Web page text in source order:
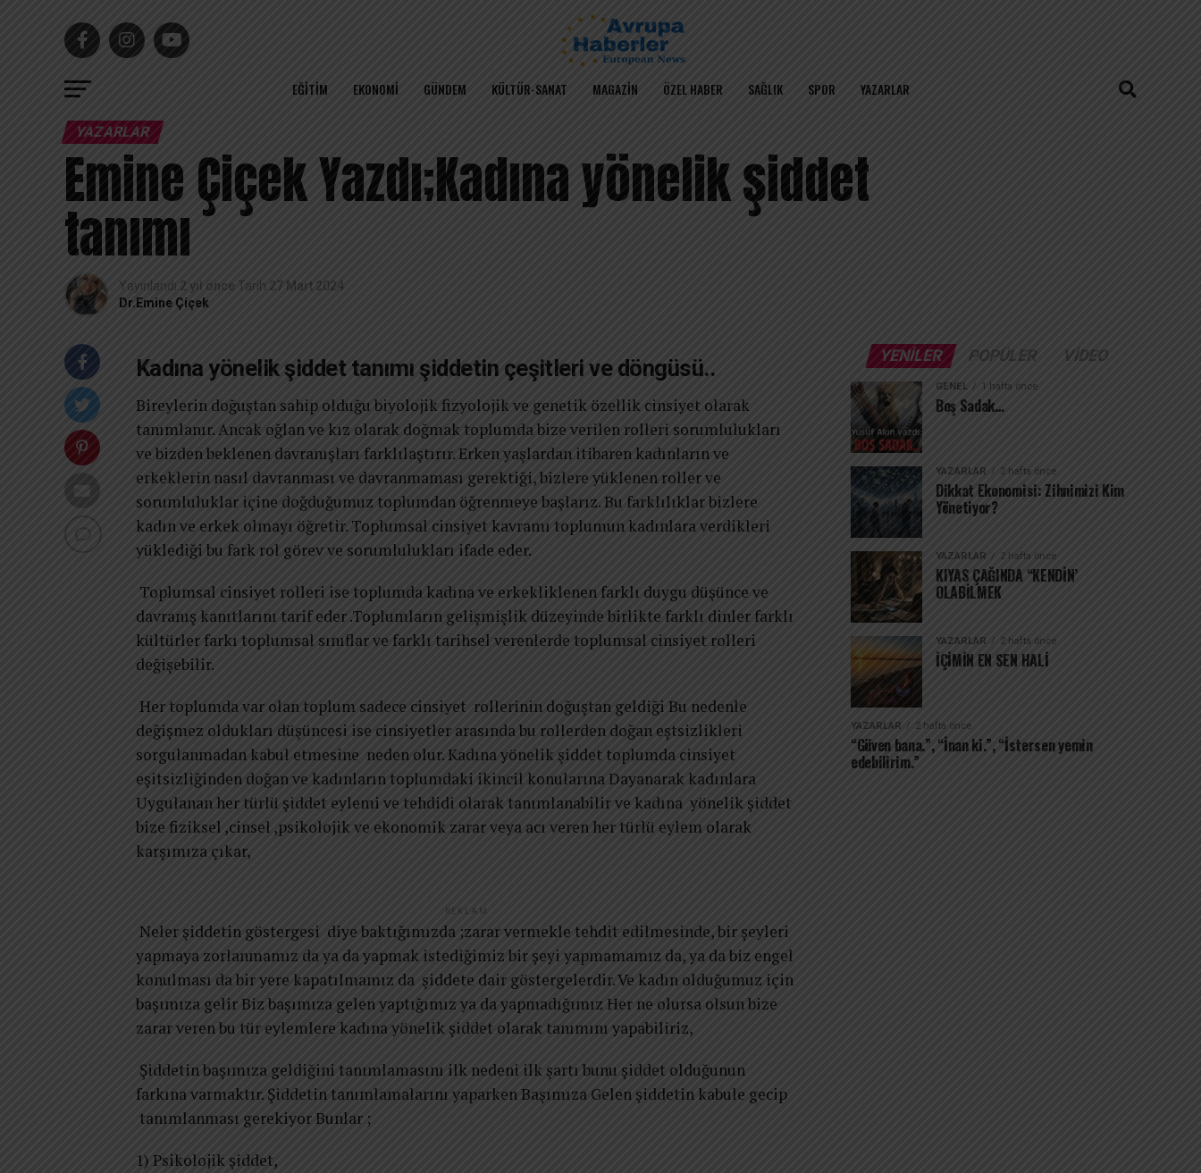
EĞITIM EKONOMI GÜNDEM KÜLTÜR-SANAT MAGAZIN ÖZEL HABER SAĞLIK SPOR YAZARLAR
YAZARLAR
Emine Çiçek Yazdı;Kadına yönelik şiddet
tanımı
Yayınlandı 2 yıl önce Tarih 27 Mart 2024
Dr.Emine Çiçek
Kadına yönelik şiddet tanımı şiddetin çeşitleri ve döngüsü..
Bireylerin doğuştan sahip olduğu biyolojik fizyolojik ve genetik özellik cinsiyet olarak
tanımlanır. Ancak oğlan ve kız olarak doğmak toplumda bize verilen rolleri sorumlulukları
ve bizden beklenen davranışları farklılaştırır. Erken yaşlardan itibaren kadınların ve
erkeklerin nasıl davranması ve davranmaması gerektiği, bizlere yüklenen roller ve
sorumluluklar içine doğduğumuz toplumdan öğrenmeye başlarız. Bu farklılıklar bizlere
kadın ve erkek olmayı öğretir. Toplumsal cinsiyet kavramı toplumun kadınlara verdikleri
yüklediği bu fark rol görev ve sorumlulukları ifade eder.
Toplumsal cinsiyet rolleri ise toplumda kadına ve erkekliklenen farklı duygu düşünce ve
davranış kanıtlarını tarif eder .Toplumların gelişmişlik düzeyinde birlikte farklı dinler farklı
kültürler farkı toplumsal sınıflar ve farklı tarihsel verenlerde toplumsal cinsiyet rolleri
değişebilir.
Her toplumda var olan toplum sadece cinsiyet rollerinin doğuştan geldiği Bu nedenle
değişmez oldukları düşüncesi ise cinsiyetler arasında bu rollerden doğan eştsizlikleri
sorgulanmadan kabul etmesine neden olur. Kadına yönelik şiddet toplumda cinsiyet
eşitsizliğinden doğan ve kadınların toplumdaki ikincil konularına Dayanarak kadınlara
Uygulanan her türlü şiddet eylemi ve tehdidi olarak tanımlanabilir ve kadına yönelik şiddet
bize fiziksel ,cinsel ,psikolojik ve ekonomik zarar veya acı veren her türlü eylem olarak
karşımıza çıkar,
REKLAM
Neler şiddetin göstergesi diye baktığımızda ;zarar vermekle tehdit edilmesinde, bir şeyleri
yapmaya zorlanmamız da ya da yapmak istediğimiz bir şeyi yapmamamız da, ya da biz engel
konulması da bir yere kapatılmamız da şiddete dair göstergelerdir. Ve kadın olduğumuz için
başımıza gelir Biz başımıza gelen yaptığımız ya da yapmadığımız Her ne olursa olsun bize
zarar veren bu tür eylemlere kadına yönelik şiddet olarak tanımını yapabiliriz,
Şiddetin başımıza geldiğini tanımlamasını ilk nedeni ilk şartı bunu şiddet olduğunun
farkına varmaktır. Şiddetin tanımlamalarını yaparken Başımıza Gelen şiddetin kabule gecip
tanımlanması gerekiyor Bunlar ;
1) Psikolojik şiddet,
YENILER POPÜLER VIDEO
GENEL 1 hafta önce
Boş Sadak…
YAZARLAR 2 hafta önce
Dikkat Ekonomisi: Zihnimizi Kim
Yönetiyor?
YAZARLAR 2 hafta önce
KIYAS ÇAĞINDA “KENDİN’
OLABİLMEK
YAZARLAR 2 hafta önce
İÇİMİN EN SEN HALİ
YAZARLAR 2 hafta önce
“Güven bana.”, “İnan ki.”, “İstersen yemin
edebilirim.”